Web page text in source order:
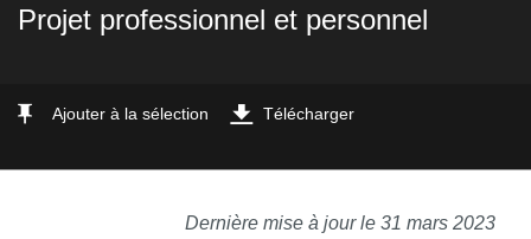
Projet professionnel et personnel
Ajouter à la sélection Télécharger
Dernière mise à jour le 31 mars 2023